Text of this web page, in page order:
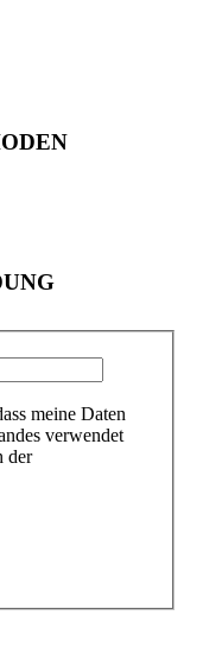
meine Daten
verwendet
der